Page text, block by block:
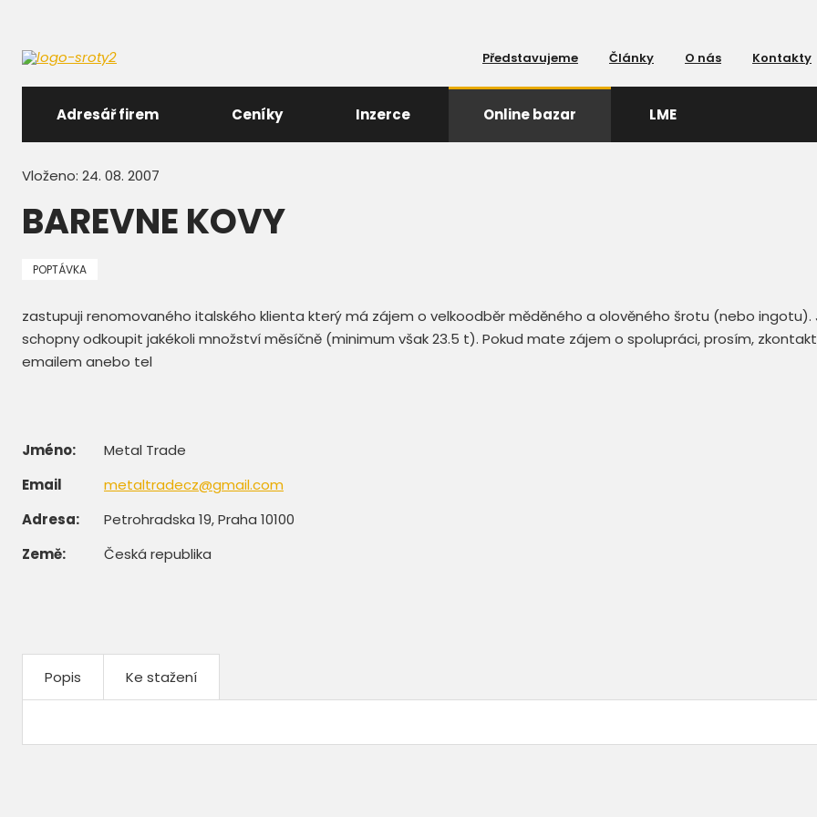
Představujeme Články O nás Kontakty
Adresář firem Ceníky Inzerce Online bazar LME
Vloženo: 24. 08. 2007
BAREVNE KOVY
POPTÁVKA
zastupuji renomovaného italského klienta který má zájem o velkoodběr měděného a olověného šrotu (nebo ingotu).
schopny odkoupit jakékoli množství měsíčně (minimum však 23.5 t). Pokud mate zájem o spolupráci, prosím,
emailem anebo tel
Jméno:
Metal Trade
Email
metaltradecz@gmail.com
Adresa:
Petrohradska 19, Praha 10100
Země:
Česká republika
Popis Ke stažení